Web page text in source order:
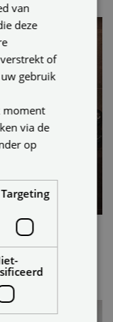
met een
van
deze
of
gebruik
moment
via de
op
Targeting